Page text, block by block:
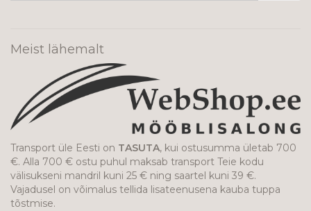
Meist lähemalt
Transport üle Eesti on TASUTA, kui ostusumma ületab 700
€. Alla 700 € ostu puhul maksab transport Teie kodu
välisukseni mandril kuni 25 € ning saartel kuni 39 €.
Vajadusel on võimalus tellida lisateenusena kauba tuppa
tõstmise.